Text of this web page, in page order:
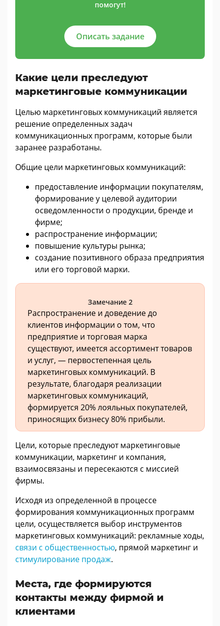
помогут!
Описать задание
Какие цели преследуют
маркетинговые коммуникации
Целью маркетинговых коммуникаций является
решение определенных задач
коммуникационных программ, которые были
заранее разработаны.
Общие цели маркетинговых коммуникаций:
предоставление информации покупателям,
формирование у целевой аудитории
осведомленности о продукции, бренде и
фирме;
распространение информации;
повышение культуры рынка;
создание позитивного образа предприятия
или его торговой марки.
Замечание 2
Распространение и доведение до
клиентов информации о том, что
предприятие и торговая марка
существуют, имеется ассортимент товаров
и услуг, — первостепенная цель
маркетинговых коммуникаций. В
результате, благодаря реализации
маркетинговых коммуникаций,
формируется 20% лояльных покупателей,
приносящих бизнесу 80% прибыли.
Цели, которые преследуют маркетинговые
коммуникации, маркетинг и компания,
взаимосвязаны и пересекаются с миссией
фирмы.
Исходя из определенной в процессе
формирования коммуникационных программ
цели, осуществляется выбор инструментов
маркетинговых коммуникаций: рекламные ходы,
связи с общественностью, прямой маркетинг и
стимулирование продаж.
Места, где формируются
контакты между фирмой и
клиентами